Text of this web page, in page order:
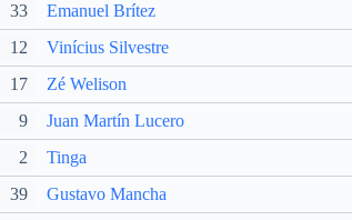
33 Emanuel Brítez
12
Vinícius Silvestre
17
Zé Welison
9
Juan Martín Lucero
2
Tinga
39
Gustavo Mancha